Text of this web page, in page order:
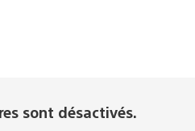
sont désactivés.